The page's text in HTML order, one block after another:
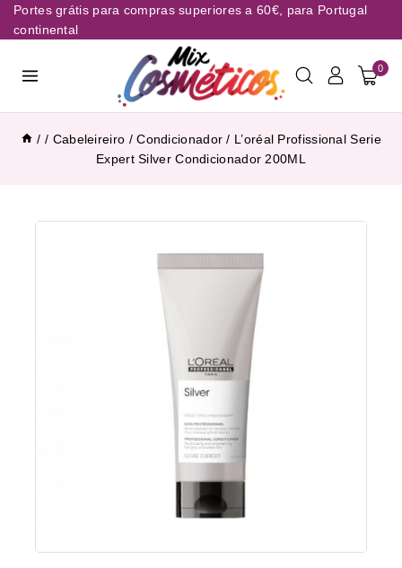
Portes grátis para compras superiores a 60€, para Portugal
continental
0
/ / Cabeleireiro / Condicionador / L’oréal Profissional Serie
Expert Silver Condicionador 200ML